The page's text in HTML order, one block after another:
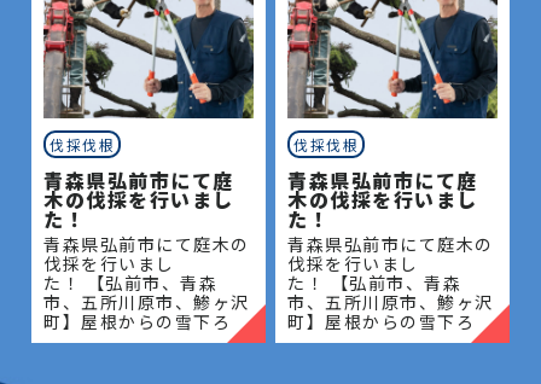
伐採伐根
青森県弘前市にて庭
木の伐採を行いまし
た！
青森県弘前市にて庭木の
伐採を行いまし
た！ 【弘前市、青森
市、五所川原市、鯵ヶ沢
町】屋根からの雪下ろ
し・除雪・排雪などの作
伐採伐根
青森県弘前市にて庭
木の伐採を行いまし
た！
青森県弘前市にて庭木の
伐採を行いまし
た！ 【弘前市、青森
市、五所川原市、鯵ヶ沢
町】屋根からの雪下ろ
し・除雪・排雪などの作